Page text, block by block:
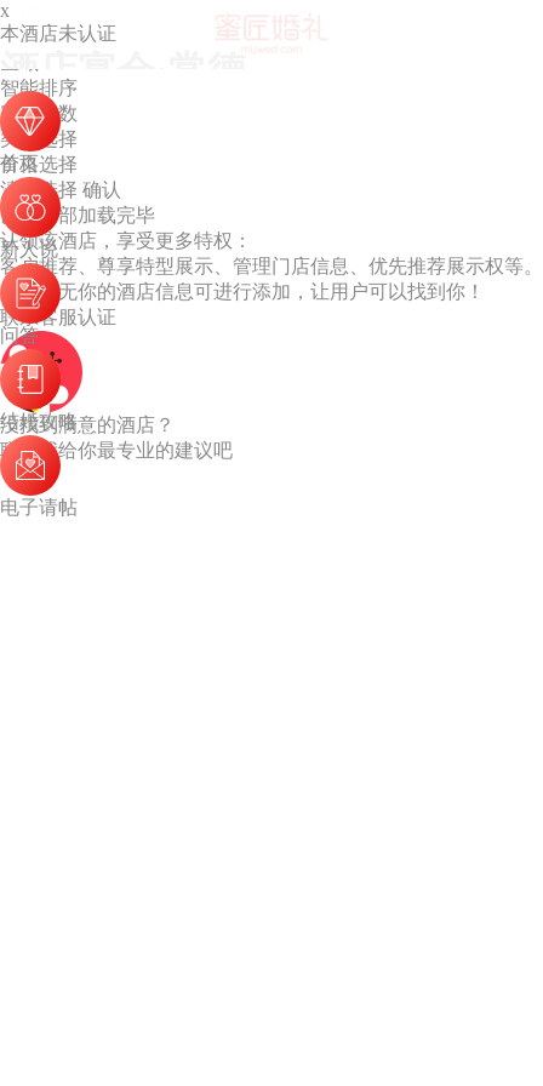
酒店宴会·常德
首页
新人说
问答
结婚攻略
电子请帖
常德
默认排序
智能排序
容纳桌数
类型选择
价格选择
清空选择 确认
已经全部加载完毕
x
本酒店未认证
认领该酒店，享受更多特权：
客户推荐、尊享特型展示、管理门店信息、优先推荐展示权等。
若列表无你的酒店信息可进行添加，让用户可以找到你！
联系客服认证
没找到满意的酒店？
联系我给你最专业的建议吧